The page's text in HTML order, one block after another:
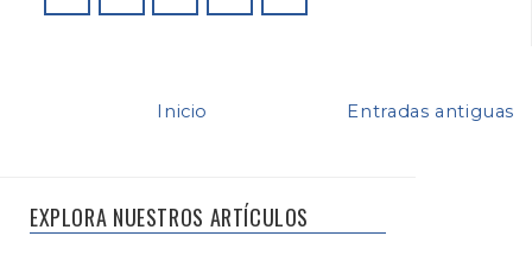
Entradas antiguas
Inicio
EXPLORA NUESTROS ARTÍCULOS